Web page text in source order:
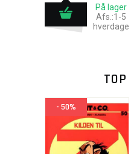
På lager
Afs.:1-5
hverdage
TOP
- 50%